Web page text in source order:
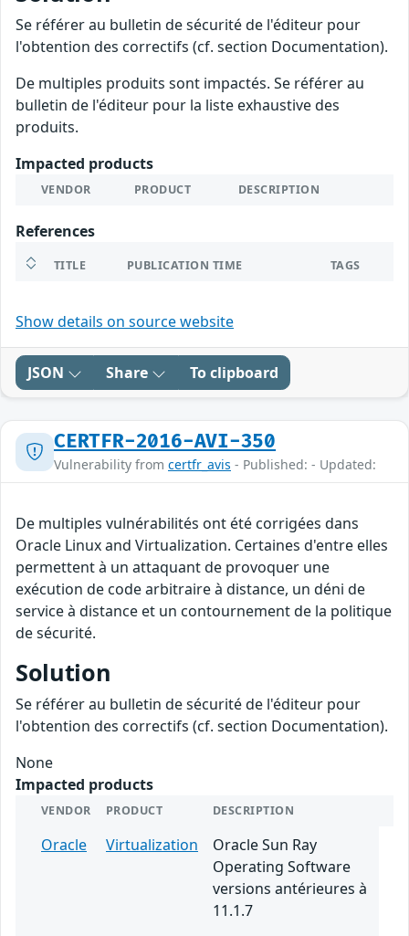
Se référer au bulletin de sécurité de l'éditeur pour
l'obtention des correctifs (cf. section Documentation).
De multiples produits sont impactés. Se référer au
bulletin de l'éditeur pour la liste exhaustive des
produits.
Impacted products
VENDOR PRODUCT DESCRIPTION
References
TITLE PUBLICATION TIME TAGS
Show details on source website
JSON Share To clipboard
CERTFR-2016-AVI-350
Vulnerability from certfr_avis - Published: - Updated:
De multiples vulnérabilités ont été corrigées dans
Oracle Linux and Virtualization. Certaines d'entre elles
permettent à un attaquant de provoquer une
exécution de code arbitraire à distance, un déni de
service à distance et un contournement de la politique
de sécurité.
Solution
Se référer au bulletin de sécurité de l'éditeur pour
l'obtention des correctifs (cf. section Documentation).
None
Impacted products
VENDOR PRODUCT DESCRIPTION
Oracle Virtualization
Oracle Sun Ray
Operating Software
versions antérieures à
11.1.7